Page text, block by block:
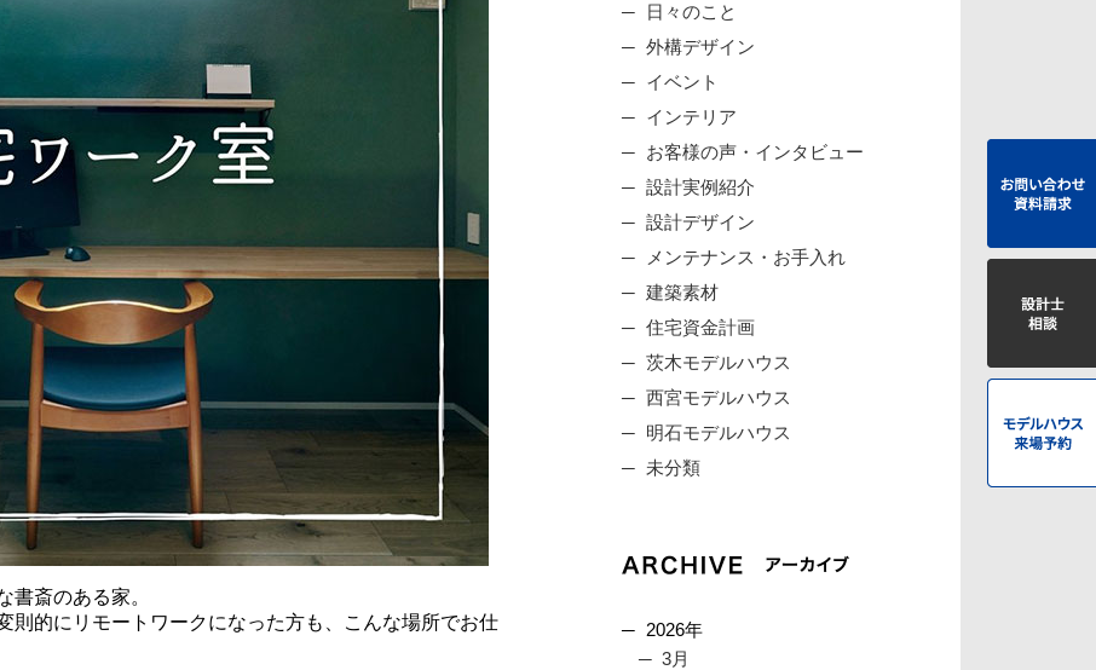
書斎のある家。
則的にリモートワークになった方も、こんな場所でお仕
日々のこと
外構デザイン
イベント
インテリア
お客様の声・インタビュー
設計実例紹介
設計デザイン
メンテナンス・お手入れ
建築素材
住宅資金計画
茨木モデルハウス
西宮モデルハウス
明石モデルハウス
未分類
2026年
3月